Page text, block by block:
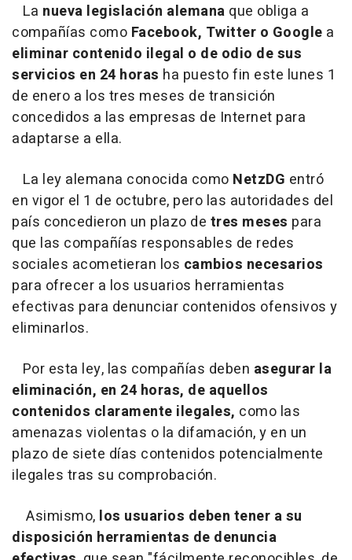
La nueva legislación alemana que obliga a
compañías como Facebook, Twitter o Google a
eliminar contenido ilegal o de odio de sus
servicios en 24 horas ha puesto fin este lunes 1
de enero a los tres meses de transición
concedidos a las empresas de Internet para
adaptarse a ella.
La ley alemana conocida como NetzDG entró
en vigor el 1 de octubre, pero las autoridades del
país concedieron un plazo de tres meses para
que las compañías responsables de redes
sociales acometieran los cambios necesarios
para ofrecer a los usuarios herramientas
efectivas para denunciar contenidos ofensivos y
eliminarlos.
Por esta ley, las compañías deben asegurar la
eliminación, en 24 horas, de aquellos
contenidos claramente ilegales, como las
amenazas violentas o la difamación, y en un
plazo de siete días contenidos potencialmente
ilegales tras su comprobación.
Asimismo, los usuarios deben tener a su
disposición herramientas de denuncia